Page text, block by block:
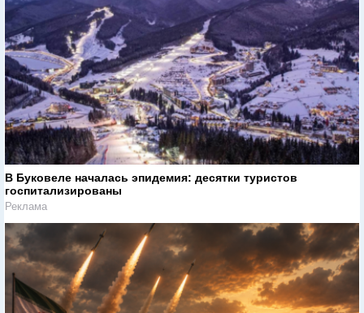
В Буковеле началась эпидемия: десятки туристов
госпитализированы
Реклама